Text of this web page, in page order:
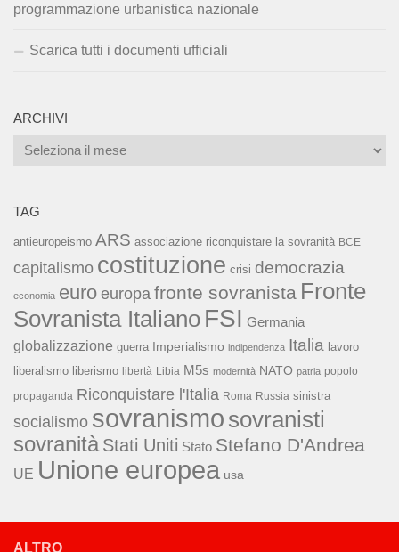
programmazione urbanistica nazionale
Scarica tutti i documenti ufficiali
ARCHIVI
Archivi
TAG
antieuropeismo ARS associazione riconquistare la sovranità BCE
capitalismo costituzione crisi democrazia
economia euro europa fronte sovranista Fronte
Sovranista Italiano FSI Germania
globalizzazione guerra Imperialismo indipendenza Italia lavoro
liberalismo liberismo libertà Libia M5s modernità NATO patria popolo
propaganda Riconquistare l'Italia Roma Russia sinistra
socialismo sovranismo sovranisti
sovranità Stati Uniti Stato Stefano D'Andrea
UE Unione europea usa
ALTRO